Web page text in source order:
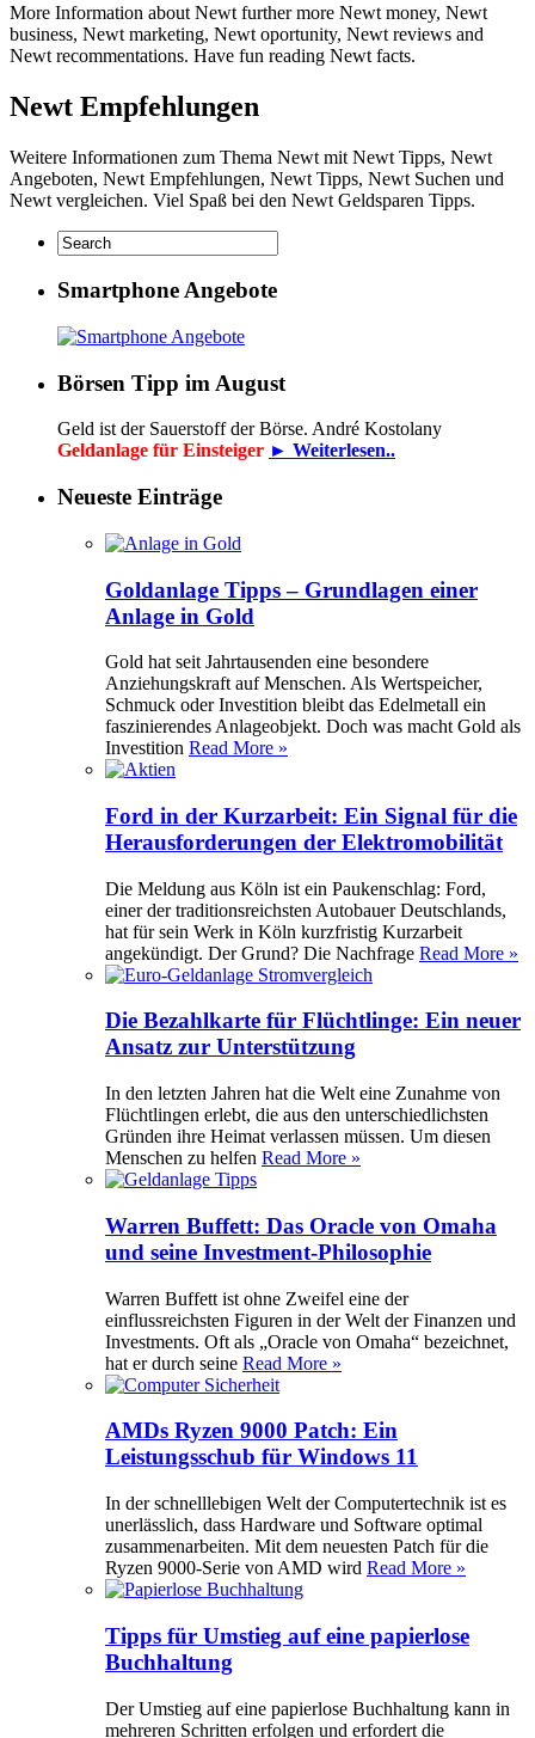
More Information about Newt further more Newt money, Newt
business, Newt marketing, Newt oportunity, Newt reviews and
Newt recommentations. Have fun reading Newt facts.
Newt Empfehlungen
Weitere Informationen zum Thema Newt mit Newt Tipps, Newt
Angeboten, Newt Empfehlungen, Newt Tipps, Newt Suchen und
Newt vergleichen. Viel Spaß bei den Newt Geldsparen Tipps.
Smartphone Angebote
Börsen Tipp im August
Geld ist der Sauerstoff der Börse. André Kostolany
Geldanlage für Einsteiger ► Weiterlesen..
Neueste Einträge
Goldanlage Tipps – Grundlagen einer
Anlage in Gold
Gold hat seit Jahrtausenden eine besondere
Anziehungskraft auf Menschen. Als Wertspeicher,
Schmuck oder Investition bleibt das Edelmetall ein
faszinierendes Anlageobjekt. Doch was macht Gold als
Investition Read More »
Ford in der Kurzarbeit: Ein Signal für die
Herausforderungen der Elektromobilität
Die Meldung aus Köln ist ein Paukenschlag: Ford,
einer der traditionsreichsten Autobauer Deutschlands,
hat für sein Werk in Köln kurzfristig Kurzarbeit
angekündigt. Der Grund? Die Nachfrage Read More »
Die Bezahlkarte für Flüchtlinge: Ein neuer
Ansatz zur Unterstützung
In den letzten Jahren hat die Welt eine Zunahme von
Flüchtlingen erlebt, die aus den unterschiedlichsten
Gründen ihre Heimat verlassen müssen. Um diesen
Menschen zu helfen Read More »
Warren Buffett: Das Oracle von Omaha
und seine Investment-Philosophie
Warren Buffett ist ohne Zweifel eine der
einflussreichsten Figuren in der Welt der Finanzen und
Investments. Oft als „Oracle von Omaha“ bezeichnet,
hat er durch seine Read More »
AMDs Ryzen 9000 Patch: Ein
Leistungsschub für Windows 11
In der schnelllebigen Welt der Computertechnik ist es
unerlässlich, dass Hardware und Software optimal
zusammenarbeiten. Mit dem neuesten Patch für die
Ryzen 9000-Serie von AMD wird Read More »
Tipps für Umstieg auf eine papierlose
Buchhaltung
Der Umstieg auf eine papierlose Buchhaltung kann in
mehreren Schritten erfolgen und erfordert die